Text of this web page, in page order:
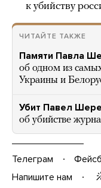
к убийству
ЧИТАЙТЕ ТАКЖЕ
Памяти Павла
об одном из
Украины и
Убит Павел
об убийстве
Телеграм
Напишите нам